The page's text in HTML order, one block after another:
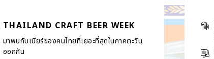
THAILAND CRAFT BEER WEEK
มาพบกับเบียร์ของคนไทยที่เยอะที่สุดในภาคตะวัน
ออกกัน